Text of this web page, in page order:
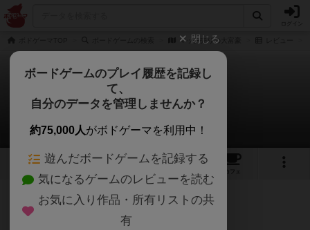
マッチ売りの大富豪
マッチ売りの大富豪
R（アール）さんのレビュー
1 1 10
カフェ
768名 3名 約1年前
閉じる
ボードゲームのプレイ履歴を記録し
て、
自分のデータを管理しませんか？
約75,000人がボドゲーマを利用中！
遊んだボードゲームを記録する
気になるゲームのレビューを読む
お気に入り作品・所有リストの共
有